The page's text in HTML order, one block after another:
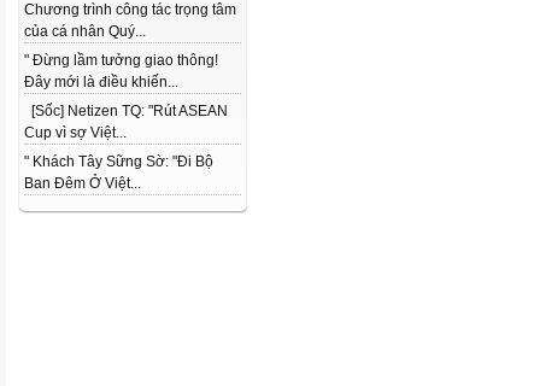
Chương trình công tác trọng tâm
của cá nhân Quý...
" Đừng lầm tưởng giao thông!
Đây mới là điều khiến...
[Sốc] Netizen TQ: "Rút ASEAN
Cup vì sợ Việt...
" Khách Tây Sững Sờ: "Đi Bộ
Ban Đêm Ở Việt...